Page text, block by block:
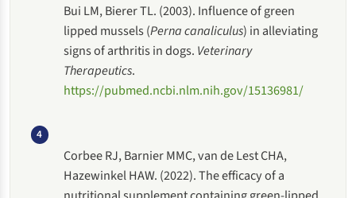
Bui LM, Bierer TL. (2003). Influence of green
lipped mussels (Perna canaliculus) in alleviating
signs of arthritis in dogs. Veterinary
Therapeutics.
https://pubmed.ncbi.nlm.nih.gov/15136981/
4
Corbee RJ, Barnier MMC, van de Lest CHA,
Hazewinkel HAW. (2022). The efficacy of a